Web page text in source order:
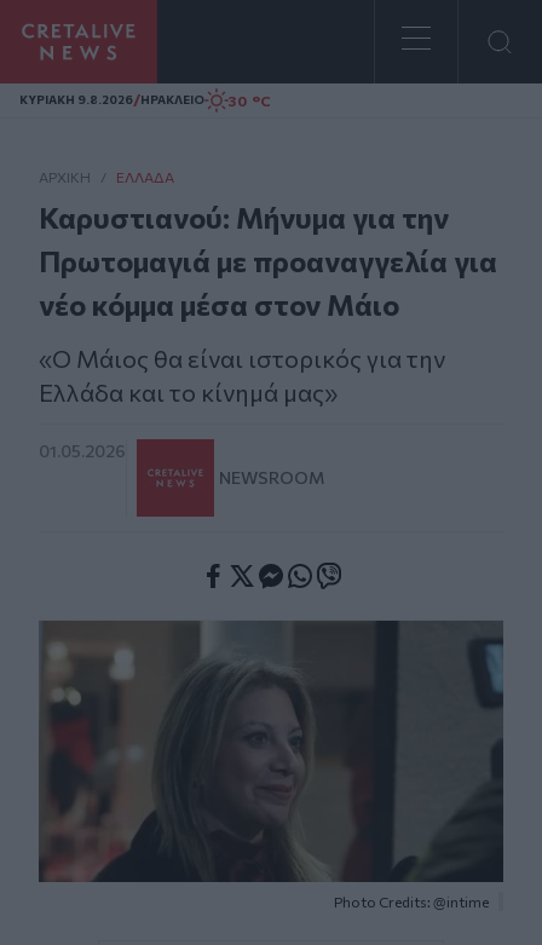
Homepage
ΚΥΡΙΑΚΗ 9.8.2026/ΗΡΑΚΛΕΙΟ 30 °C
ΑΡΧΙΚΗ / ΕΛΛΆΔΑ
Καρυστιανού: Μήνυμα για την
Πρωτομαγιά με προαναγγελία για
νέο κόμμα μέσα στον Μάιο
«Ο Μάιος θα είναι ιστορικός για την
Ελλάδα και το κίνημά μας»
01.05.2026
NEWSROOM
Photo Credits: @intime